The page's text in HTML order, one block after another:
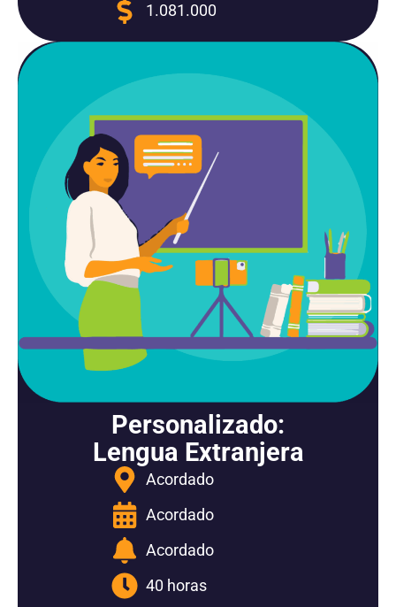
1.081.000
Personalizado:
Lengua Extranjera
Acordado
Acordado
Acordado
40 horas